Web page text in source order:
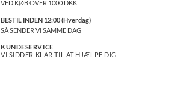
VED KØB OVER 1000DKK
BESTIL INDEN 12:00 (Hverdag)
SÅ SENDER VI SAMME DAG
KUNDESERVICE
VI SIDDER KLAR TIL AT HJÆLPE DIG